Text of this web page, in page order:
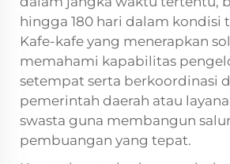
hingga 180 hari dalam kondisi
Kafe-kafe yang menerapkan
memahami kapabilitas
setempat serta berkoordinasi
pemerintah daerah atau
swasta guna membangun
pembuangan yang tepat.